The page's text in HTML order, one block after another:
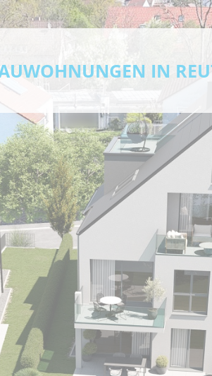
IN